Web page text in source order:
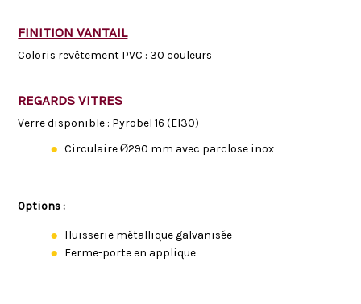
FINITION VANTAIL
Coloris revêtement PVC : 30 couleurs
REGARDS VITRES
Verre disponible : Pyrobel 16 (EI30)
Circulaire Ø290 mm avec parclose inox
Options :
Huisserie métallique galvanisée
Ferme-porte en applique